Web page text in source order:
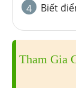
4
Biết
Tham Gia